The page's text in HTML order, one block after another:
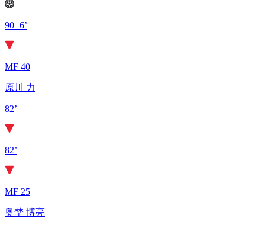
90+6’
MF 40
原川 力
82’
82’
MF 25
奥埜 博亮